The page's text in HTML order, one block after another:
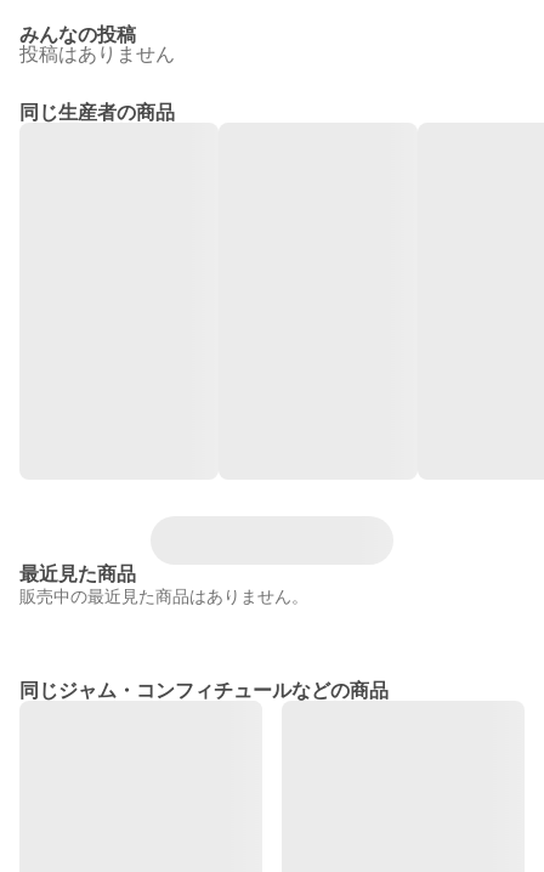
みんなの投稿
投稿はありません
同じ生産者の商品
最近見た商品
販売中の最近見た商品はありません。
同じジャム・コンフィチュールなどの商品